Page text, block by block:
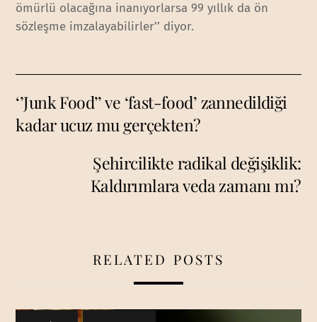
ömürlü olacağına inanıyorlarsa 99 yıllık da ön
sözleşme imzalayabilirler’’ diyor.
‘’Junk Food’’ ve ‘fast-food’ zannedildiği
kadar ucuz mu gerçekten?
Şehircilikte radikal değişiklik:
Kaldırımlara veda zamanı mı?
RELATED POSTS